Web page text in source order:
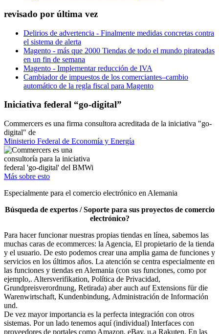
revisado por última vez
Delirios de advertencia - Finalmente medidas concretas contra
el sistema de alerta
Magento - más que 2000 Tiendas de todo el mundo pirateadas
en un fin de semana
Magento - Implementar reducción de IVA
Cambiador de impuestos de los comerciantes–cambio
automático de la regla fiscal para Magento
Iniciativa federal “go-digital”
Commercers es una firma consultora acreditada de la iniciativa "go-
digital" de
Ministerio Federal de Economía y Energía
Más sobre esto
Especialmente para el comercio electrónico en Alemania
Búsqueda de expertos / Soporte para sus proyectos de comercio
electrónico?
Para hacer funcionar nuestras propias tiendas en línea, sabemos las
muchas caras de ecommerces: la Agencia, El propietario de la tienda
y el usuario. De esto podemos crear una amplia gama de funciones y
servicios en los últimos años. La atención se centra especialmente en
las funciones y tiendas en Alemania (con sus funciones, como por
ejemplo,. Altersverifikation, Política de Privacidad,
Grundpreisverordnung, Retirada) aber auch auf Extensions für die
Warenwirtschaft, Kundenbindung, Administración de Información
und.
De vez mayor importancia es la perfecta integración con otros
sistemas. Por un lado tenemos aquí (individual) Interfaces con
proveedores de portales como Amazon, eBay, u.a Rakuten. En las